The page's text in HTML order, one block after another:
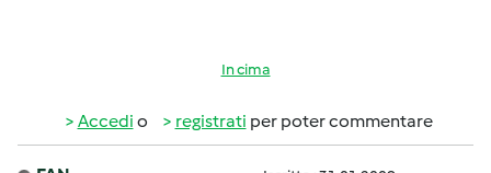
In cima
Accedi o registrati per poter commentare